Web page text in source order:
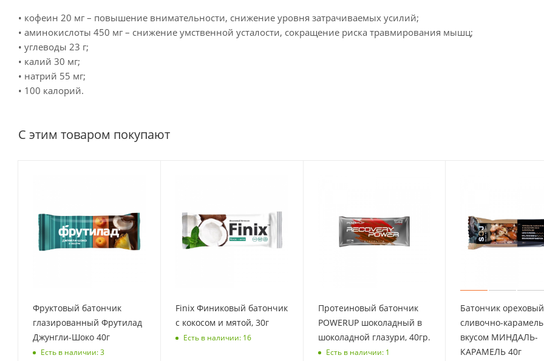
• кофеин 20 мг – повышение внимательности, снижение уровня затрачиваемых усилий;
• аминокислоты 450 мг – снижение умственной усталости, сокращение риска травмирования мышц;
• углеводы 23 г;
• калий 30 мг;
• натрий 55 мг;
• 100 калорий.
С этим товаром покупают
Фруктовый батончик
глазированный Фрутилад
Джунгли-Шоко 40г
Есть в наличии: 3
Finix Финиковый батончик
с кокосом и мятой, 30г
Есть в наличии: 16
Протеиновый батончик
POWERUP шоколадный в
шоколадной глазури, 40гр.
Есть в наличии: 1
Батончик
сливочно-
вкусом МИНДАЛЬ-
КАРАМЕЛЬ 40г